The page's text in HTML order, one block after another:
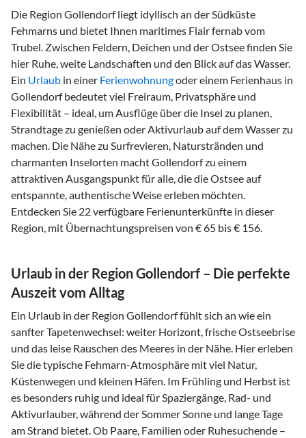
Die Region Gollendorf liegt idyllisch an der Südküste
Fehmarns und bietet Ihnen maritimes Flair fernab vom
Trubel. Zwischen Feldern, Deichen und der Ostsee finden Sie
hier Ruhe, weite Landschaften und den Blick auf das Wasser.
Ein Urlaub in einer Ferienwohnungoder einem Ferienhaus in
Gollendorf bedeutet viel Freiraum, Privatsphäre und
Flexibilität – ideal, um Ausflüge über die Insel zu planen,
Strandtage zu genießen oder Aktivurlaub auf dem Wasser zu
machen. Die Nähe zu Surfrevieren, Naturstränden und
charmanten Inselorten macht Gollendorf zu einem
attraktiven Ausgangspunkt für alle, die die Ostsee auf
entspannte, authentische Weise erleben möchten.
Entdecken Sie 22 verfügbare Ferienunterkünfte in dieser
Region, mit Übernachtungspreisen von € 65 bis € 156.
Urlaub in der Region Gollendorf – Die perfekte
Auszeit vom Alltag
Ein Urlaub in der Region Gollendorf fühlt sich an wie ein
sanfter Tapetenwechsel: weiter Horizont, frische Ostseebrise
und das leise Rauschen des Meeres in der Nähe. Hier erleben
Sie die typische Fehmarn-Atmosphäre mit viel Natur,
Küstenwegen und kleinen Häfen. Im Frühling und Herbst ist
es besonders ruhig und ideal für Spaziergänge, Rad- und
Aktivurlauber, während der Sommer Sonne und lange Tage
am Strand bietet. Ob Paare, Familien oder Ruhesuchende –